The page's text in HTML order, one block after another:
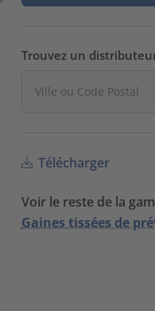
Trouvez un
Télécharger
Voir le reste de la
Gaines tissées de